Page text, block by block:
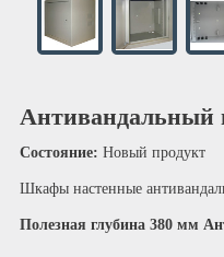
Антивандальный
Состояние: Новый продукт
Шкафы настенные
Полезная глубина 380 мм